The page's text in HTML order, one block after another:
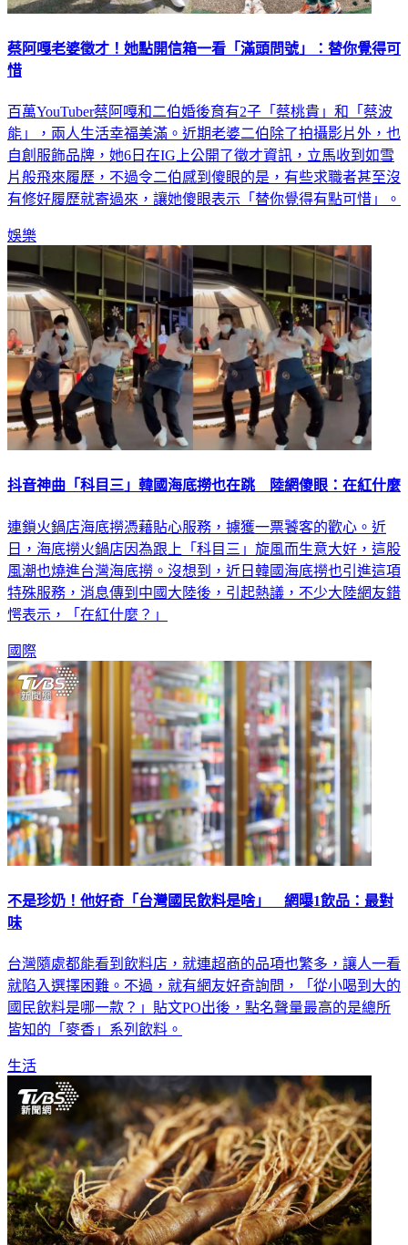
蔡阿嘎老婆徵才！她點開信箱一看「滿頭問號」：替你覺得可
惜
百萬YouTuber蔡阿嘎和二伯婚後育有2子「蔡桃貴」和「蔡波
能」，兩人生活幸福美滿。近期老婆二伯除了拍攝影片外，也
自創服飾品牌，她6日在IG上公開了徵才資訊，立馬收到如雪
片般飛來履歷，不過令二伯感到傻眼的是，有些求職者甚至沒
有修好履歷就寄過來，讓她傻眼表示「替你覺得有點可惜」。
娛樂
抖音神曲「科目三」韓國海底撈也在跳 陸網傻眼：在紅什麼
連鎖火鍋店海底撈憑藉貼心服務，擄獲一票饕客的歡心。近
日，海底撈火鍋店因為跟上「科目三」旋風而生意大好，這股
風潮也燒進台灣海底撈。沒想到，近日韓國海底撈也引進這項
特殊服務，消息傳到中國大陸後，引起熱議，不少大陸網友錯
愕表示，「在紅什麼？」
國際
不是珍奶！他好奇「台灣國民飲料是啥」 網曝1飲品：最對
味
台灣隨處都能看到飲料店，就連超商的品項也繁多，讓人一看
就陷入選擇困難。不過，就有網友好奇詢問，「從小喝到大的
國民飲料是哪一款？」貼文PO出後，點名聲量最高的是總所
皆知的「麥香」系列飲料。
生活